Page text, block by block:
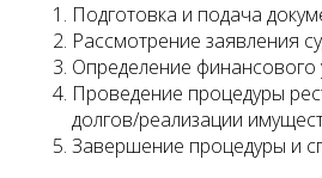
Подготовка и подача
Рассмотрение заявления
Определение
Проведение процедуры
долгов/реализации
Завершение процедуры и